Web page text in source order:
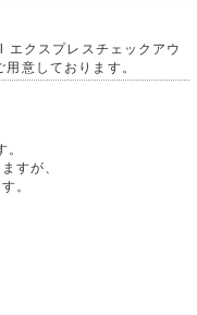
クスプレスチェックアウ
意しております。
すが、
。